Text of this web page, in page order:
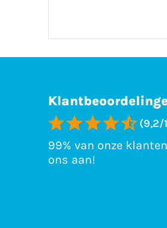
(9,2/
99% van onze
ons aan!